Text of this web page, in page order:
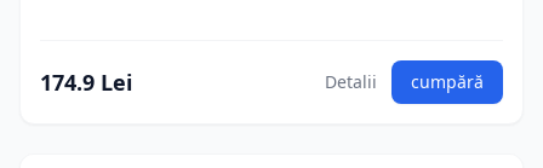
174.9 Lei Detalii cumpără